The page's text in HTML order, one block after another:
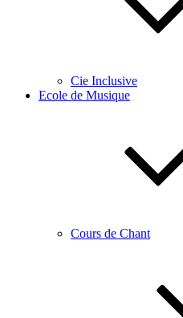
Cie Inclusive
Ecole de Musique
Cours de Chant